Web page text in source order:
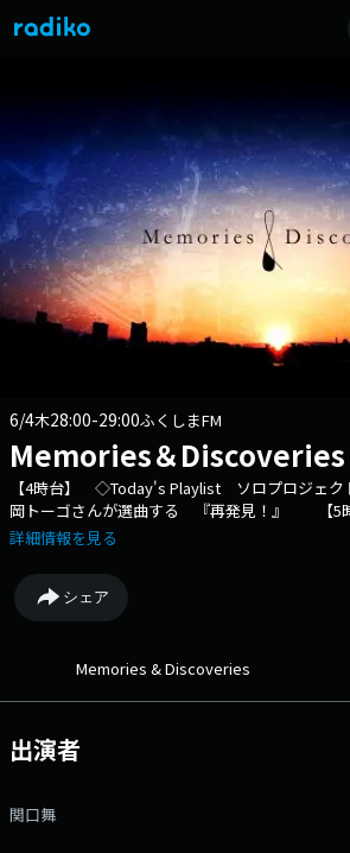
6/4木28:00-29:00ふくしまFM
Memories＆Discoveries
【4時台】 ◇Today's Playlist ソロプロジェク
岡トーゴさんが選曲する 『再発見！』 【
Guest 今月は、シンガーソングライターのTHE
～～～ この番組では、第一線で活躍するミュ
がプレイリストを担当。 それぞれのリコメンド
プロデュースします。 懐かしさを感じるナン
お届け！ 番組Webサイト：https://jfn-
詳細情報を見る
シェア
Memories & Discoveries
出演者
関口舞